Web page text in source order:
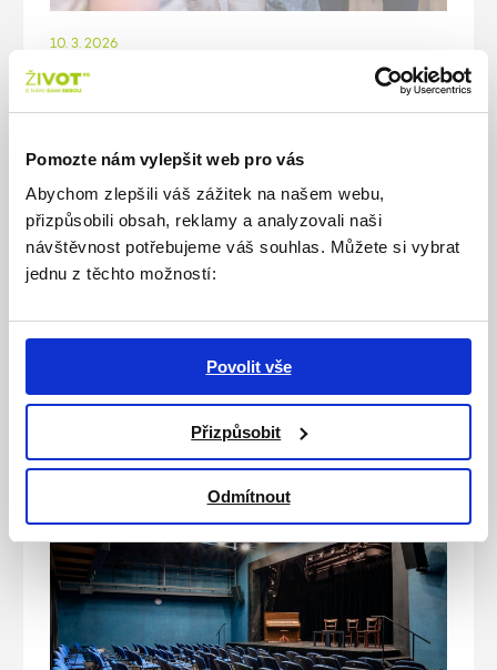
Pomozte nám vylepšit web pro vás
Abychom zlepšili váš zážitek na našem webu,
přizpůsobili obsah, reklamy a analyzovali naši
návštěvnost potřebujeme váš souhlas. Můžete si vybrat
jednu z těchto možností:
Povolit vše
Přizpůsobit
Odmítnout
10. 3. 2026
Poradenské centrum: Mohu si
zarezervovat místo v domově pro
Mnoho lidí uvažuje o podání žádosti do
domova pro seniory „pro jistotu“, aby měli
místo zajištěné do budoucna. Ve skutečnosti
ale podání žádosti s velkým předstihem
Jak to tedy funguje?